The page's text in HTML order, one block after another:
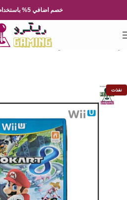
خصم اضافي 5% باستخدام الكود: RG5
Nintendo
نفذت